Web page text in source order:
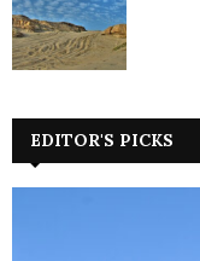
EDITOR'S PICKS